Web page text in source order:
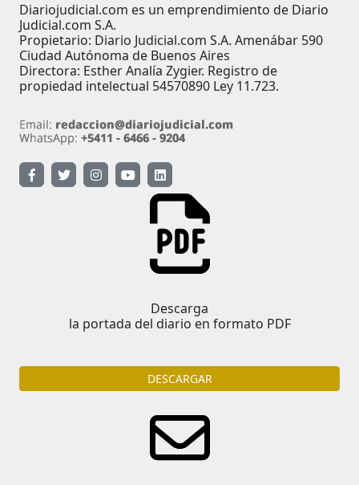
Diariojudicial.com es un emprendimiento de Diario
Judicial.com S.A.
Propietario: Diario Judicial.com S.A. Amenábar 590
Ciudad Autónoma de Buenos Aires
Directora: Esther Analía Zygier. Registro de
propiedad intelectual 54570890 Ley 11.723.
Descarga
la portada del diario en formato PDF
DESCARGAR